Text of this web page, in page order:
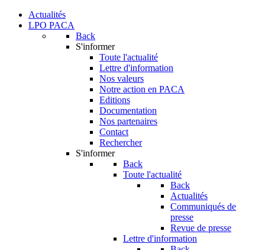
Actualités
LPO PACA
Back
S'informer
Toute l'actualité
Lettre d'information
Nos valeurs
Notre action en PACA
Editions
Documentation
Nos partenaires
Contact
Rechercher
S'informer
Back
Toute l'actualité
Back
Actualités
Communiqués de
presse
Revue de presse
Lettre d'information